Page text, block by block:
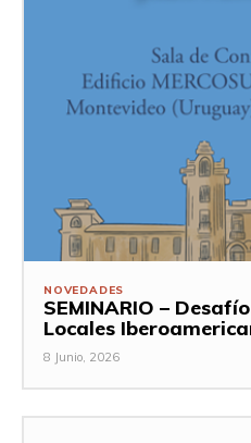
NOVEDADES
SEMINARIO –
Locales
8 Junio, 2026